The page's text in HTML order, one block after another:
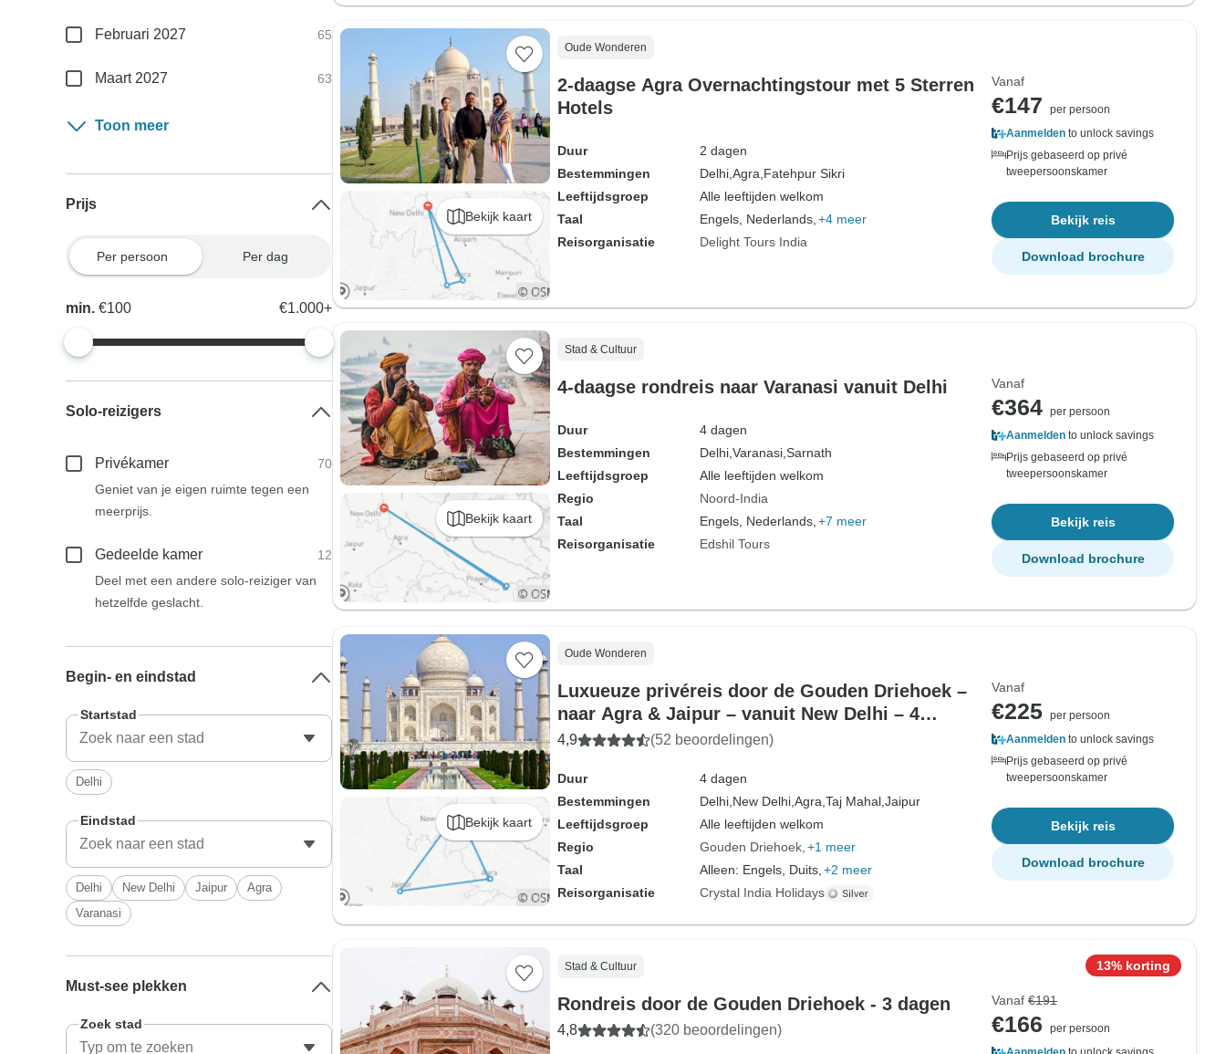
Bekijk kaart
Oude Wonderen
2-daagse Agra Overnachtingstour met 5 Sterren
Hotels
Duur
2 dagen
Bestemmingen
Delhi, Agra, Fatehpur Sikri
Leeftijdsgroep
Alle leeftijden welkom
Taal
Engels, Nederlands, +4 meer
Reisorganisatie
Delight Tours India
Vanaf
€147
per persoon
Aanmelden to unlock savings
Prijs gebaseerd op privé
tweepersoonskamer
Bekijk reis
Download brochure
Bekijk kaart
Stad & Cultuur
4-daagse rondreis naar Varanasi vanuit Delhi
Duur
4 dagen
Bestemmingen
Delhi, Varanasi, Sarnath
Leeftijdsgroep
Alle leeftijden welkom
Regio
Noord-India
Taal
Engels, Nederlands, +7 meer
Reisorganisatie
Edshil Tours
Vanaf
€364 per persoon
Aanmelden to unlock savings
Prijs gebaseerd op privé
tweepersoonskamer
Bekijk reis
Download brochure
Bekijk kaart
Oude Wonderen
Luxueuze privéreis door de Gouden Driehoek –
naar Agra & Jaipur – vanuit New Delhi – 4
dagen
4,9 (52 beoordelingen)
Duur
4 dagen
Bestemmingen
Delhi, New Delhi, Agra, Taj Mahal, Jaipur
Leeftijdsgroep
Alle leeftijden welkom
Regio
Gouden Driehoek +1 meer
Taal
Alleen: Engels, Duits, +2 meer
Reisorganisatie
Crystal India Holidays
Vanaf
€225 per persoon
Aanmelden to unlock savings
Prijs gebaseerd op privé
tweepersoonskamer
Bekijk reis
Download brochure
Stad & Cultuur
Rondreis door de Gouden Driehoek - 3 dagen
4,8 (320 beoordelingen)
13% korting
Vanaf €191
€166
per persoon
Februari 2027 65
Maart 2027 63
Toon meer
Prijs
Per persoon Per dag
min.€100 €1.000+
Solo-reizigers
Privékamer
70
Geniet van je eigen ruimte tegen een
meerprijs.
Gedeelde kamer
12
Deel met een andere solo-reiziger van
hetzelfde geslacht.
Begin- en eindstad
Startstad
Delhi
Eindstad
Delhi New Delhi Jaipur
Agra
Varanasi
Must-see plekken
Zoek stad